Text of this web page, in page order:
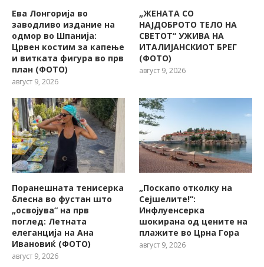
Ева Лонгорија во
заводливо издание на
одмор во Шпанија:
Црвен костим за капење
и витката фигура во прв
план (ФОТО)
август 9, 2026
„ЖЕНАТА СО
НАЈДОБРОТО ТЕЛО НА
СВЕТОТ“ УЖИВА НА
ИТАЛИЈАНСКИОТ БРЕГ
(ФОТО)
август 9, 2026
Поранешната тенисерка
блесна во фустан што
„освојува“ на прв
поглед: Летната
елеганција на Ана
Ивановиќ (ФОТО)
август 9, 2026
„Поскапо отколку на
Сејшелите!“:
Инфлуенсерка
шокирана од цените на
плажите во Црна Гора
август 9, 2026